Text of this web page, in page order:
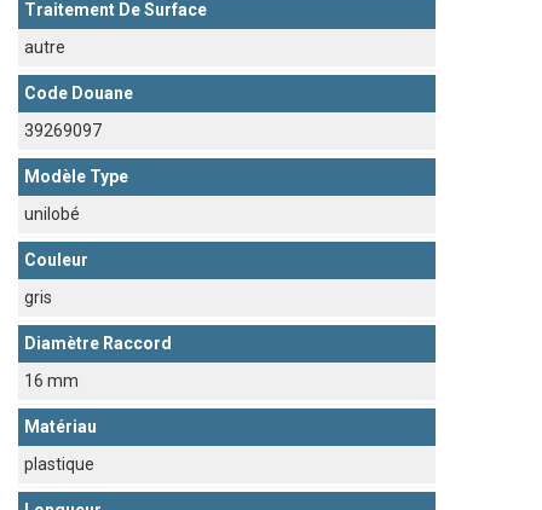
Traitement De Surface
autre
Code Douane
39269097
Modèle Type
unilobé
Couleur
gris
Diamètre Raccord
16 mm
Matériau
plastique